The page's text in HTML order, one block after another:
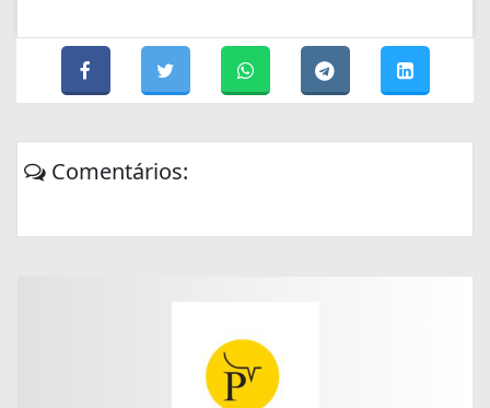
Comentários: